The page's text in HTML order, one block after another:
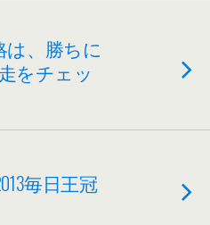
は、勝ちに
をチェッ
毎日王冠